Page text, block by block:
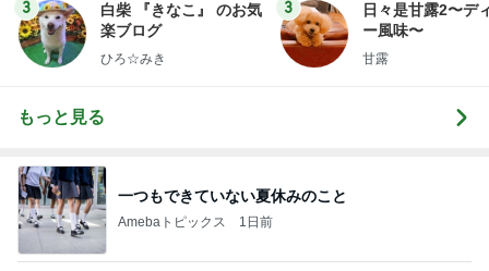
3
白柴 『きなこ』 のお気
楽ブログ
ひろ☆みき
3
日々是甘露2〜デ
ー風味〜
甘露
もっと見る
一つもできていない夏休みのこと
Amebaトピックス 1日前